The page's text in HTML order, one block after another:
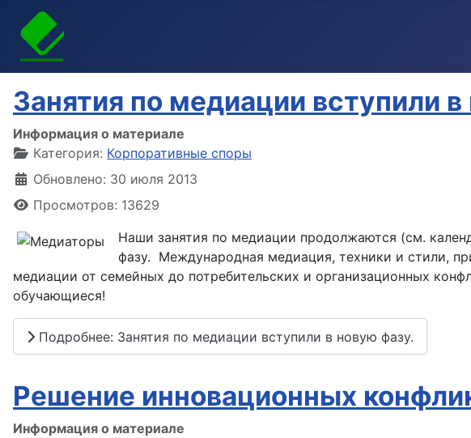
Занятия по медиации вступили
Информация о материале
Категория: Корпоративные споры
Обновлено: 30 июля 2013
Просмотров: 13629
Наши занятия по медиации продолжаются (см.
фазу. Международная медиация, техники и стили,
медиации от семейных до потребительских и организационных
обучающиеся!
Подробнее: Занятия по медиации вступили в новую фазу.
Решение инновационных
Информация о материале